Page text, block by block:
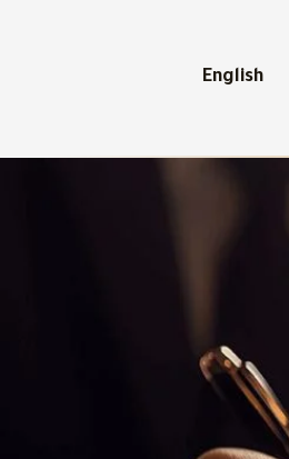
English